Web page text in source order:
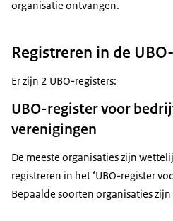
organisatie ontvangen.
Registreren in de
Er zijn 2 UBO-registers:
UBO-register voor
verenigingen
De meeste organisaties zijn
registreren in het ‘UBO-register
Bepaalde soorten organisaties